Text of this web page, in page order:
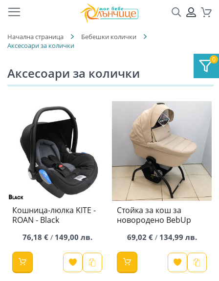
Търсене
Начална страница
Бебешки колички
Аксесоари за колички
Аксесоари за колички
Кошница-люлка KITE -
ROAN - Black
76,18 €/ 149,00 лв.
Стойка за кош за
новородено BebUp
69,02 €/ 134,99 лв.